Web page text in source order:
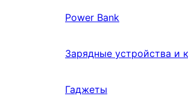
Power Bank
Зарядные устройства и
Гаджеты